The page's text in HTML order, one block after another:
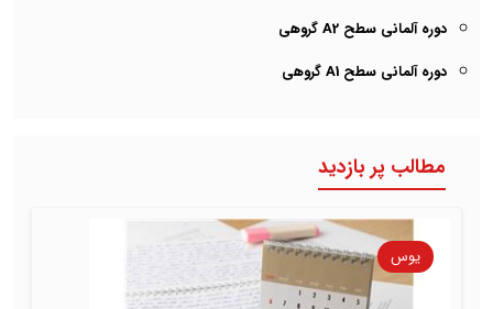
دوره آلمانی سطح A2 گروهی
دوره آلمانی سطح A1 گروهی
مطالب پر بازدید
یوس